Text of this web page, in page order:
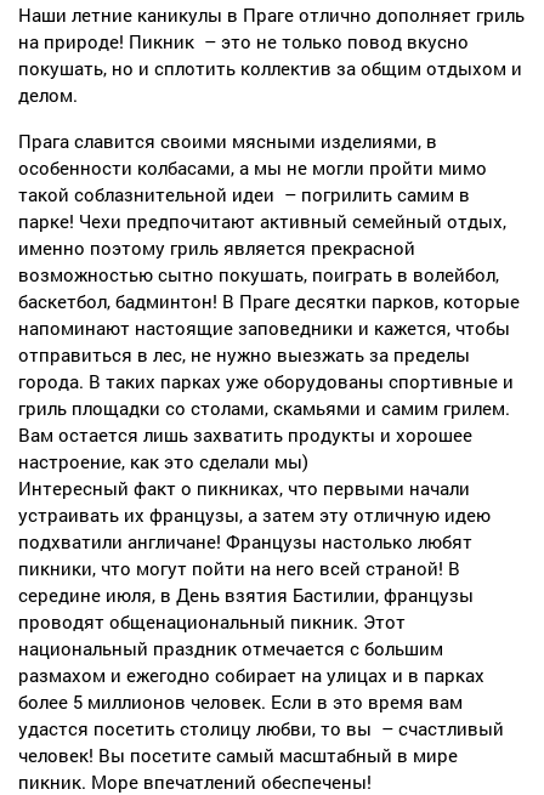
Наши летние каникулы в Праге отлично дополняет гриль
на природе! Пикник – это не только повод вкусно
покушать, но и сплотить коллектив за общим отдыхом и
делом.
Прага славится своими мясными изделиями, в
особенности колбасами, а мы не могли пройти мимо
такой соблазнительной идеи – погрилить самим в
парке! Чехи предпочитают активный семейный отдых,
именно поэтому гриль является прекрасной
возможностью сытно покушать, поиграть в волейбол,
баскетбол, бадминтон! В Праге десятки парков, которые
напоминают настоящие заповедники и кажется, чтобы
отправиться в лес, не нужно выезжать за пределы
города. В таких парках уже оборудованы спортивные и
гриль площадки со столами, скамьями и самим грилем.
Вам остается лишь захватить продукты и хорошее
настроение, как это сделали мы)
Интересный факт о пикниках, что первыми начали
устраивать их французы, а затем эту отличную идею
подхватили англичане! Французы настолько любят
пикники, что могут пойти на него всей страной! В
середине июля, в День взятия Бастилии, французы
проводят общенациональный пикник. Этот
национальный праздник отмечается с большим
размахом и ежегодно собирает на улицах и в парках
более 5 миллионов человек. Если в это время вам
удастся посетить столицу любви, то вы – счастливый
человек! Вы посетите самый масштабный в мире
пикник. Море впечатлений обеспечены!